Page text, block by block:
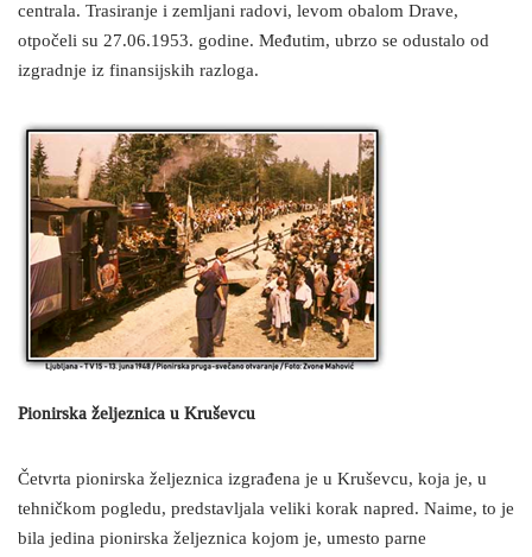
centrala. Trasiranje i zemljani radovi, levom obalom Drave,
otpočeli su 27.06.1953. godine. Međutim, ubrzo se odustalo od
izgradnje iz finansijskih razloga.
Pionirska željeznica u Kruševcu
Četvrta pionirska željeznica izgrađena je u Kruševcu, koja je, u
tehničkom pogledu, predstavljala veliki korak napred. Naime, to je
bila jedina pionirska željeznica kojom je, umesto parne